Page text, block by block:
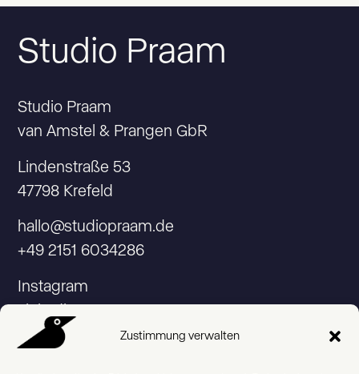
Zustimmung verwalten
Studio Praam
Studio Praam
van Amstel & Prangen GbR
Lindenstraße 53
47798 Krefeld
hallo@studiopraam.de
+49 2151 6034286
Instagram